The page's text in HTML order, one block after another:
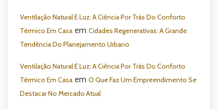
Ventilação Natural E Luz: A Ciência Por Trás Do Conforto
Térmico Em Casa em Cidades Regenerativas: A Grande
Tendência Do Planejamento Urbano
Ventilação Natural E Luz: A Ciência Por Trás Do Conforto
Térmico Em Casa em O Que Faz Um Empreendimento Se
Destacar No Mercado Atual